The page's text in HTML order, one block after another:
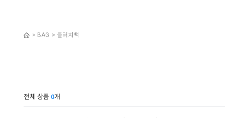
> BAG > 클러치백
전체 상품 0개